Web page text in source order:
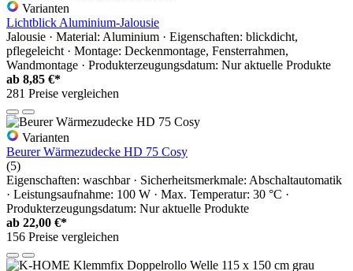
Varianten
Lichtblick Aluminium-Jalousie
Jalousie · Material: Aluminium · Eigenschaften: blickdicht,
pflegeleicht · Montage: Deckenmontage, Fensterrahmen,
Wandmontage · Produkterzeugungsdatum: Nur aktuelle Produkte
ab 8,85 €*
281 Preise vergleichen
Varianten
Beurer Wärmezudecke HD 75 Cosy
(5)
Eigenschaften: waschbar · Sicherheitsmerkmale: Abschaltautomatik
· Leistungsaufnahme: 100 W · Max. Temperatur: 30 °C ·
Produkterzeugungsdatum: Nur aktuelle Produkte
ab 22,00 €*
156 Preise vergleichen